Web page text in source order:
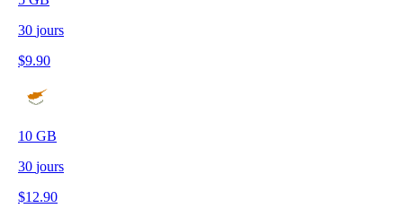
30 jours
$9.90
10 GB
30 jours
$12.90